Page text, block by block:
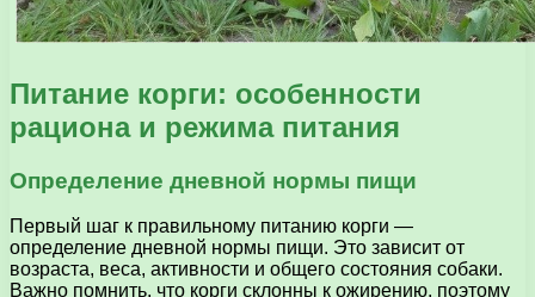
Питание корги: особенности
рациона и режима питания
Определение дневной нормы пищи
Первый шаг к правильному питанию корги —
определение дневной нормы пищи. Это зависит от
возраста, веса, активности и общего состояния собаки.
Важно помнить, что корги склонны к ожирению, поэтому